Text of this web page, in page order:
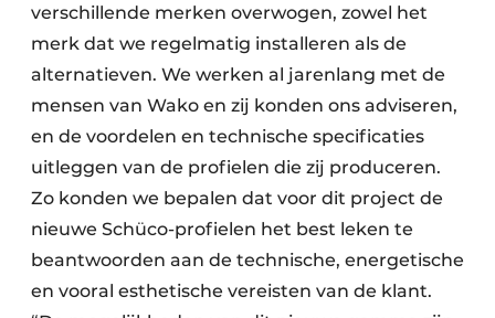
verschillende merken overwogen, zowel het
merk dat we regelmatig installeren als de
alternatieven. We werken al jarenlang met de
mensen van Wako en zij konden ons adviseren,
en de voordelen en technische specificaties
uitleggen van de profielen die zij produceren.
Zo konden we bepalen dat voor dit project de
nieuwe Schüco-profielen het best leken te
beantwoorden aan de technische, energetische
en vooral esthetische vereisten van de klant.